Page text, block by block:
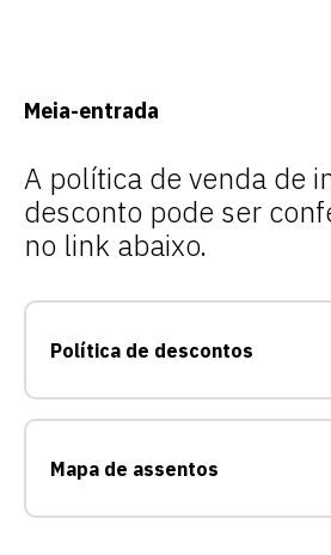
Meia-entrada
A política de venda de
desconto pode ser
no link abaixo.
Política de descontos
Mapa de assentos